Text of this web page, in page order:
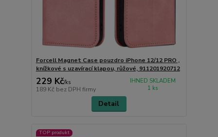
Forcell Magnet Case pouzdro iPhone 12/12 PRO ,
knížkové s uzavírací klapou, růžové, 911201920712
229 Kč/ks
189 Kč bez DPH firmy
IHNED SKLADEM
1 ks
Detail
TOP produkt